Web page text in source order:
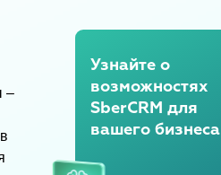
–
Узнайте о
возможностях
SberCRM для
вашего бизнеса